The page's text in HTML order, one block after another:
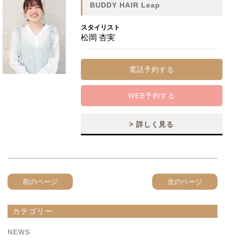
BUDDY HAIR Leap
スタイリスト
松岡 杏実
電話予約する
WEB予約する
> 詳しく見る
前のページ 次のページ
カテゴリー
NEWS